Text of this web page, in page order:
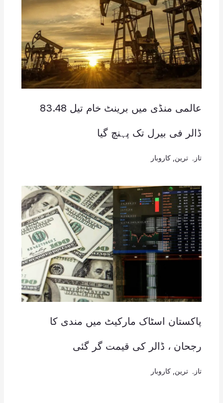
عالمی منڈی میں برینٹ خام تیل 83.48
ڈالر فی بیرل تک پہنچ گیا
تازہ ترین کاروبار
پاکستان اسٹاک مارکیٹ میں مندی کا
رجحان ، ڈالر کی قیمت گر گئی
تازہ ترین کاروبار